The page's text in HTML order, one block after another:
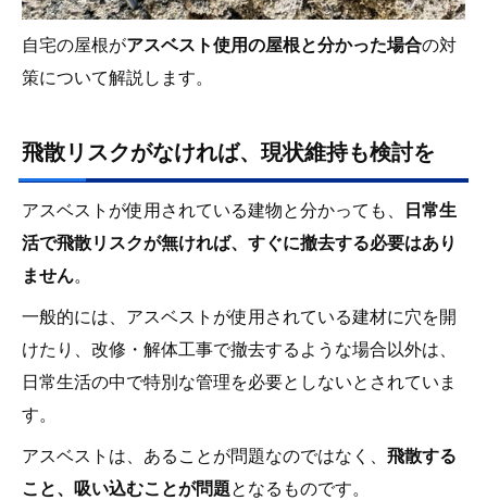
自宅の屋根がアスベスト使用の屋根と分かった場合の対
策について解説します。
飛散リスクがなければ、現状維持も検討を
アスベストが使用されている建物と分かっても、 日常生
活で飛散リスクが無ければ、すぐに撤去する必要はあり
ません。
一般的には、アスベストが使用されている建材に穴を開
けたり、改修・解体工事で撤去するような場合以外は、
日常生活の中で特別な管理を必要としないとされていま
す。
アスベストは、あることが問題なのではなく、飛散する
こと、吸い込むことが問題となるものです。